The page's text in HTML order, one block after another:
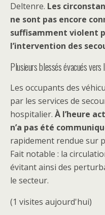
Deltenre. Les
ne sont pas encore
suffisamment violent
l’intervention des
Plusieurs blessés évacués vers
Les occupants des
par les services de
hospitalier. À l’heure
n’a pas été
rapidement rendue sur
Fait notable : la
évitant ainsi des
le secteur.
(1 visites aujourd'hui)